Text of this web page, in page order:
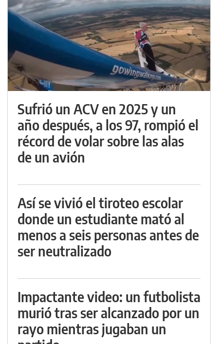
Sufrió un ACV en 2025 y un
año después, a los 97, rompió el
récord de volar sobre las alas
de un avión
Así se vivió el tiroteo escolar
donde un estudiante mató al
menos a seis personas antes de
ser neutralizado
Impactante video: un futbolista
murió tras ser alcanzado por un
rayo mientras jugaban un